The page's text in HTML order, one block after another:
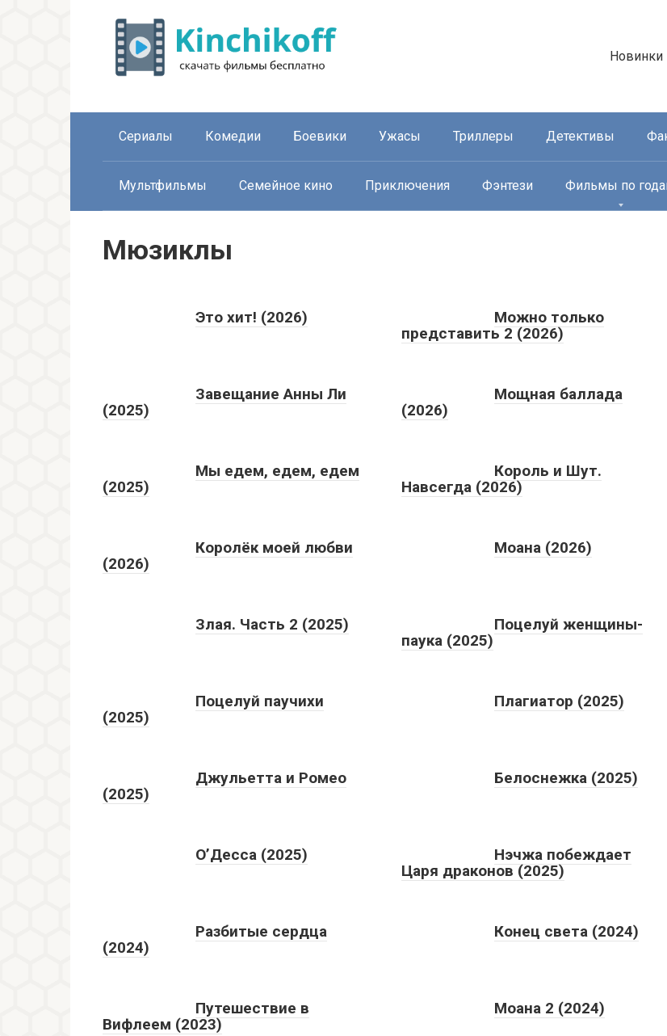
Новинки
Сериалы Комедии Боевики Ужасы Триллеры Детективы
Мультфильмы Семейное кино Приключения Фэнтези Фильмы по
Мюзиклы
Это хит! (2026)
Можно только
представить 2 (2026)
Завещание Анны Ли
(2025)
Мощная баллада
(2026)
Мы едем, едем, едем
(2025)
Король и Шут.
Навсегда (2026)
Королёк моей любви
(2026)
Моана (2026)
Злая. Часть 2 (2025)
Поцелуй женщины-
паука (2025)
Поцелуй паучихи
(2025)
Плагиатор (2025)
Джульетта и Ромео
(2025)
Белоснежка (2025)
О’Десса (2025)
Нэчжа побеждает
Царя драконов (2025)
Разбитые сердца
(2024)
Конец света (2024)
Путешествие в
Вифлеем (2023)
Моана 2 (2024)